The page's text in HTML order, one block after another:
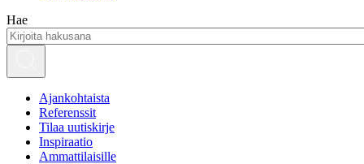
Hae
Ajankohtaista
Referenssit
Tilaa uutiskirje
Inspiraatio
Ammattilaisille